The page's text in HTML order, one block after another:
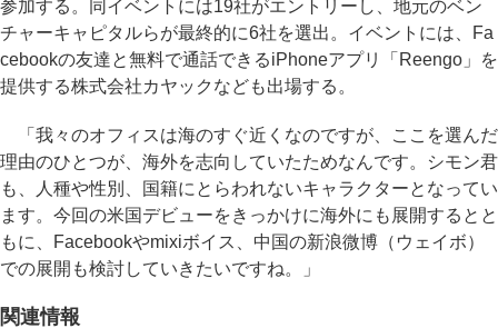
参加する。同イベントには19社がエントリーし、地元のベン
チャーキャピタルらが最終的に6社を選出。イベントには、Fa
cebookの友達と無料で通話できるiPhoneアプリ「Reengo」を
提供する株式会社カヤックなども出場する。
「我々のオフィスは海のすぐ近くなのですが、ここを選んだ
理由のひとつが、海外を志向していたためなんです。シモン君
も、人種や性別、国籍にとらわれないキャラクターとなってい
ます。今回の米国デビューをきっかけに海外にも展開するとと
もに、Facebookやmixiボイス、中国の新浪微博（ウェイボ）
での展開も検討していきたいですね。」
関連情報